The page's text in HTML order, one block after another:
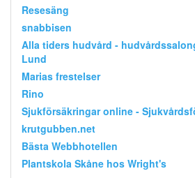
Resesäng
snabbisen
Alla tiders hudvård -
Lund
Marias frestelser
Rino
Sjukförsäkringar online -
krutgubben.net
Bästa Webbhotellen
Plantskola Skåne hos Wright's